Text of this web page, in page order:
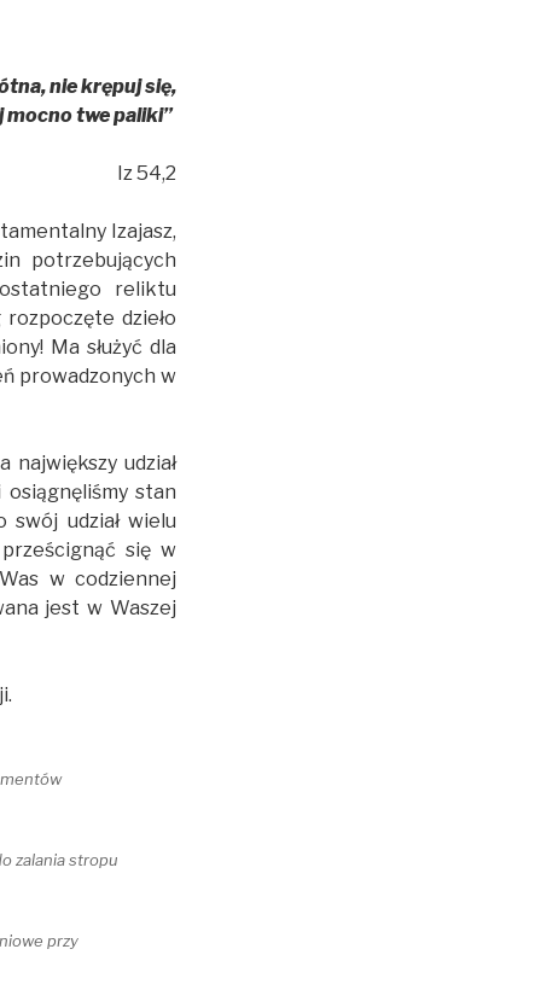
nie krępuj się,
mocno twe paliki”
Iz 54,2
Izajasz,
potrzebujących
reliktu
dzieło
Ma służyć dla
prowadzonych w
udział
stan
swój udział wielu
się w
w codziennej
jest w Waszej
zalania stropu
przy